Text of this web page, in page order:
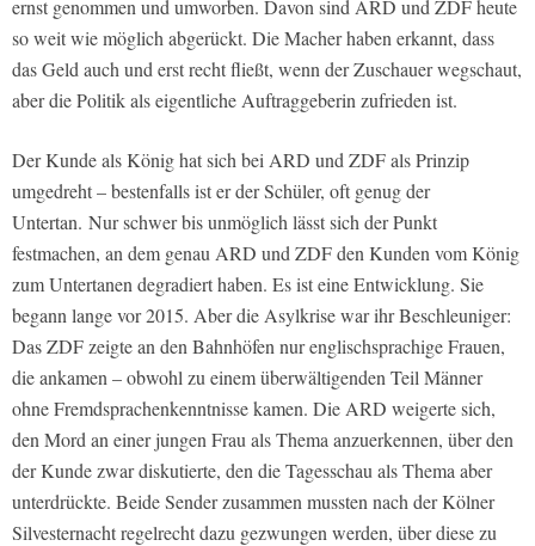
ernst genommen und umworben. Davon sind ARD und ZDF heute
so weit wie möglich abgerückt. Die Macher haben erkannt, dass
das Geld auch und erst recht fließt, wenn der Zuschauer wegschaut,
aber die Politik als eigentliche Auftraggeberin zufrieden ist.
Der Kunde als König hat sich bei ARD und ZDF als Prinzip
umgedreht – bestenfalls ist er der Schüler, oft genug der
Untertan. Nur schwer bis unmöglich lässt sich der Punkt
festmachen, an dem genau ARD und ZDF den Kunden vom König
zum Untertanen degradiert haben. Es ist eine Entwicklung. Sie
begann lange vor 2015. Aber die Asylkrise war ihr Beschleuniger:
Das ZDF zeigte an den Bahnhöfen nur englischsprachige Frauen,
die ankamen – obwohl zu einem überwältigenden Teil Männer
ohne Fremdsprachenkenntnisse kamen. Die ARD weigerte sich,
den Mord an einer jungen Frau als Thema anzuerkennen, über den
der Kunde zwar diskutierte, den die Tagesschau als Thema aber
unterdrückte. Beide Sender zusammen mussten nach der Kölner
Silvesternacht regelrecht dazu gezwungen werden, über diese zu